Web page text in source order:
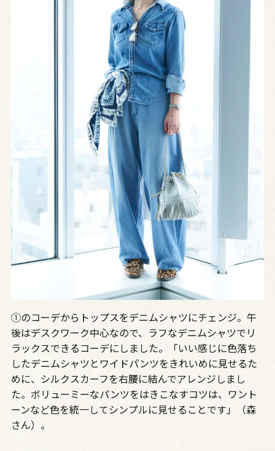
①のコーデからトップスをデニムシャツにチェンジ。午
後はデスクワーク中心なので、ラフなデニムシャツでリ
ラックスできるコーデにしました。「いい感じに色落ち
したデニムシャツとワイドパンツをきれいめに見せるた
めに、シルクスカーフを右腰に結んでアレンジしまし
た。ボリューミーなパンツをはきこなすコツは、ワント
ーンなど色を統一してシンプルに見せることです」（森
さん）。